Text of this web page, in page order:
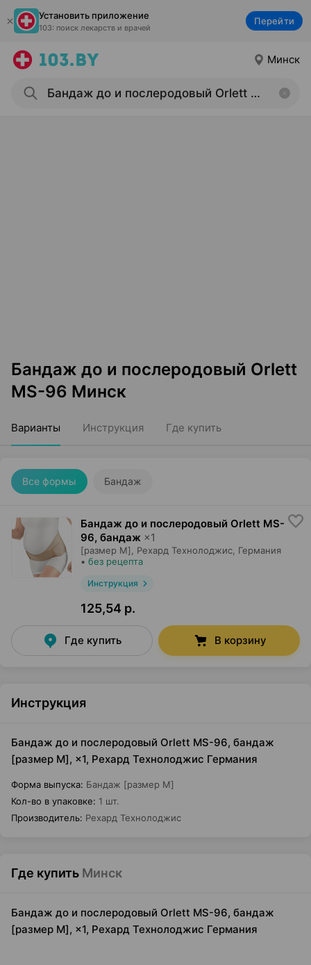
Установить приложение
103: поиск лекарств и врачей
Перейти
Минск
Бандаж до и послеродовый Orlett
MS-96 Минск
Варианты Инструкция Где купить
Все формы Бандаж
Бандаж до и послеродовый Orlett MS-
96, бандаж ×1
[размер M], Рехард Технолоджис , Германия
• без рецепта
Инструкция
125,54 р.
Где купить В корзину
Инструкция
Бандаж до и послеродовый Orlett MS-96, бандаж
[размер M], ×1, Рехард Технолоджис Германия
Форма выпуска: Бандаж [размер M]
Кол-во в упаковке: 1 шт.
Производитель: Рехард Технолоджис
Где купить Минск
Бандаж до и послеродовый Orlett MS-96, бандаж
[размер M], ×1, Рехард Технолоджис Германия